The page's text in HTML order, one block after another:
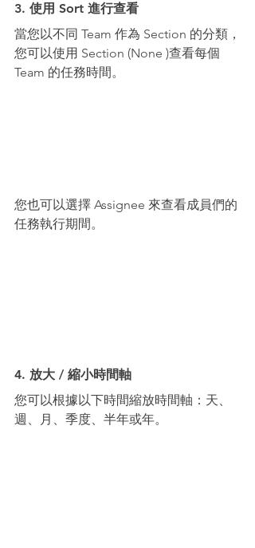
3. 使用 Sort 進行查看
當您以不同 Team 作為 Section 的分類，
您可以使用 Section (None )查看每個
Team 的任務時間。
您也可以選擇 Assignee 來查看成員們的
任務執行期間。
4. 放大 / 縮小時間軸
您可以根據以下時間縮放時間軸：天、
週、月、季度、半年或年。